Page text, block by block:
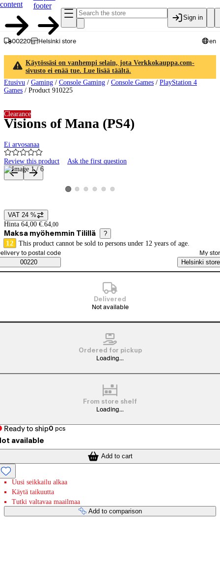
content
footer
Sign in
00220 Helsinki store en
Käytössäsi on vanhempi selain, jota Verkkokauppa.com-
sivusto ei enää tue. Lue lisää täältä.
Etusivu / Gaming / Console Gaming / Console Games / PlayStation 4
Games / Product 910225
Visions of Mana (PS4)
Ei arvosanaa
Review this product Ask the first question
Clearance
Product images and videos
View product image 1
View product image 2
View product image 3
View product image 4
View product image 5
View product image 6
Price details
VAT 24 %
Hinta 64,00 €. 64,00
Maksa myöhemmin Tilillä ?
12 This product cannot be sold to persons under 12 years of age.
Saatavuustiedot
order method
to postal code
00220
My
Helsinki store
Delivered
Not available
Ordered for pickup
Loading...
From store shelf
Loading...
Ready to ship0 pcs
available
Add to cart
Uusi seikkailu alkaa
Käytä taikuutta
Tutki valtavaa maailmaa
Add to comparison